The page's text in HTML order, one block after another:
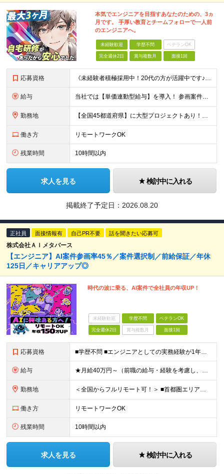
本気でエンジニアを目指すあなたのための、3ヵ
月です。 手厚い教育とチームフォローで一人前
のエンジニアへ。
未経験歓迎 学歴不問 ベテランOK
完全週休2日 賞与複数月 面接1回
応募資格 《未経験者積極採用中！20代の方が活躍中です♪》 ◎約4割が実務未経験入社！ ■学歴・職歴は一切問いません！ ■第二新卒の方もお気軽にご相談ください♪ ■入社してから数年は、転勤の可能性があります
給与 当社では【単価連動型給与】を導入！ 参画案件の契約単価に連動して給与が決定。 還元率は単価の【70％～80％】と東証プライム上場グループとして高水準です！（社会保険料・教育コスト含む） ■関東：月給
勤務地 【全国45都道府県】に大型プロジェクトあり！※ 四国・沖縄を除く 主要勤務地： 北海道/宮城県/栃木県/埼玉県/千葉県/東京都/神奈川県/愛知県/大阪府/京都府/兵庫県/広島県/福岡県/熊本県 ※勤
働き方 リモートワークOK
残業時間 10時間以内
求人を見る 検討中に入れる
掲載終了予定日： 2026.08.20
正社員 面接情報有 自己PR不要 話を聞きたい応募可
株式会社ＡＩメタバース
【エンジニア】AI案件参画率45％／案件選択制／前給保証／年休
125日／キャリアアップ◎
時代の波に乗る、AI案件で全社員の年収UP！
未経験歓迎 学歴不問 ベテランOK
完全週休2日 賞与複数月 面接1回
応募資格 ■学歴不問 ■エンジニアとしての実務経験が1年以上ある方 └開発、インフラ、工程、言語は一切不問です ★「テスト、マニュアル作成、運用保守しか経験がない…」という方でもOK！ ★AI未経験ももちろんO
給与 ★月給40万円～（前職の給与・経験を考慮し、前職以上の年収を保障します！） ※上記には固定残業代（30時間分／5万6000円～）を含みます ┗残業が少ない月（平均8時間程度）でも、30時間分全額を「
勤務地 ＜全国からフルリモート可！＞ ■首都圏エリア（東京・神奈川・千葉・埼玉）・大阪・名古屋・福岡を中心とした全国各地のプロジェクト先に参画いただきます。 ※ご希望をお伺いした上で決定いたします ※転勤なし
働き方 リモートワークOK
残業時間 10時間以内
求人を見る 検討中に入れる